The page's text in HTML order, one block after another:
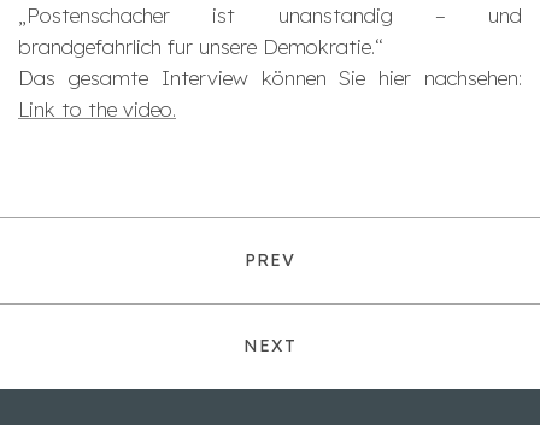
„Postenschacher ist unanstandig – und
brandgefahrlich fur unsere Demokratie.“
Das gesamte Interview können Sie hier nachsehen:
Link to the video.
PREV
NEXT